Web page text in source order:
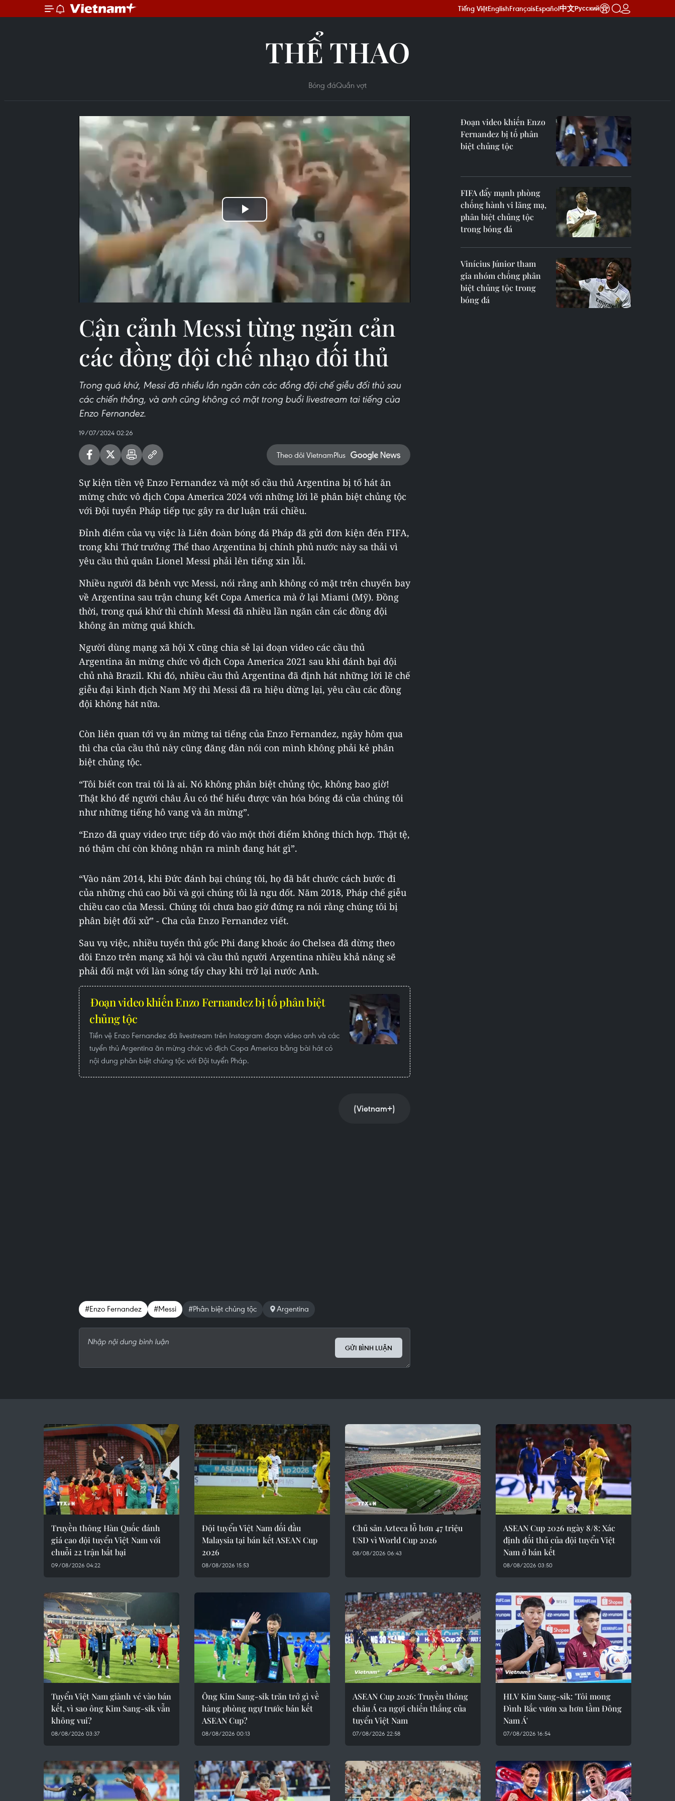
Tiếng ViệtEnglishFrançaisEspañol中文Русский
THỂ THAO
Bóng đáQuần vợt
Play
Video
Cận cảnh Messi từng ngăn cản
các đồng đội chế nhạo đối thủ
Trong quá khứ, Messi đã nhiều lần ngăn cản các đồng đội chế giễu đối thủ sau
các chiến thắng, và anh cũng không có mặt trong buổi livestream tai tiếng của
Enzo Fernandez.
19/07/2024 02:26
Theo dõi VietnamPlus
Sự kiện tiền vệ Enzo Fernandez và một số cầu thủ Argentina bị tố hát ăn
mừng chức vô địch Copa America 2024 với những lời lẽ phân biệt chủng tộc
với Đội tuyển Pháp tiếp tục gây ra dư luận trái chiều.
Đỉnh điểm của vụ việc là Liên đoàn bóng đá Pháp đã gửi đơn kiện đến FIFA,
trong khi Thứ trưởng Thể thao Argentina bị chính phủ nước này sa thải vì
yêu cầu thủ quân Lionel Messi phải lên tiếng xin lỗi.
Nhiều người đã bênh vực Messi, nói rằng anh không có mặt trên chuyến bay
về Argentina sau trận chung kết Copa America mà ở lại Miami (Mỹ). Đồng
thời, trong quá khứ thì chính Messi đã nhiều lần ngăn cản các đồng đội
không ăn mừng quá khích.
Người dùng mạng xã hội X cũng chia sẻ lại đoạn video các cầu thủ
Argentina ăn mừng chức vô địch Copa America 2021 sau khi đánh bại đội
chủ nhà Brazil. Khi đó, nhiều cầu thủ Argentina đã định hát những lời lẽ chế
giễu đại kình địch Nam Mỹ thì Messi đã ra hiệu dừng lại, yêu cầu các đồng
đội không hát nữa.
Còn liên quan tới vụ ăn mừng tai tiếng của Enzo Fernandez, ngày hôm qua
thì cha của cầu thủ này cũng đăng đàn nói con mình không phải kẻ phân
biệt chủng tộc.
“Tôi biết con trai tôi là ai. Nó không phân biệt chủng tộc, không bao giờ!
Thật khó để người châu Âu có thể hiểu được văn hóa bóng đá của chúng tôi
như những tiếng hô vang và ăn mừng”.
“Enzo đã quay video trực tiếp đó vào một thời điểm không thích hợp. Thật tệ,
nó thậm chí còn không nhận ra mình đang hát gì”.
“Vào năm 2014, khi Đức đánh bại chúng tôi, họ đã bắt chước cách bước đi
của những chú cao bồi và gọi chúng tôi là ngu dốt. Năm 2018, Pháp chế giễu
chiều cao của Messi. Chúng tôi chưa bao giờ đứng ra nói rằng chúng tôi bị
phân biệt đối xử” - Cha của Enzo Fernandez viết.
Sau vụ việc, nhiều tuyển thủ gốc Phi đang khoác áo Chelsea đã dừng theo
dõi Enzo trên mạng xã hội và cầu thủ người Argentina nhiều khả năng sẽ
phải đối mặt với làn sóng tẩy chay khi trở lại nước Anh.
Đoạn video khiến Enzo Fernandez bị tố phân biệt
chủng tộc
Tiền vệ Enzo Fernandez đã livestream trên Instagram đoạn video anh và các
tuyển thủ Argentina ăn mừng chức vô địch Copa America bằng bài hát có
nội dung phân biệt chủng tộc với Đội tuyển Pháp.
(Vietnam+)
#Enzo Fernandez #Messi #Phân biệt chủng tộc Argentina
GỬI BÌNH LUẬN
Đoạn video khiến Enzo
Fernandez bị tố phân
biệt chủng tộc
FIFA đẩy mạnh phòng
chống hành vi lăng mạ,
phân biệt chủng tộc
trong bóng đá
Vinícius Júnior tham
gia nhóm chống phân
biệt chủng tộc trong
bóng đá
Truyền thông Hàn Quốc đánh
giá cao đội tuyển Việt Nam với
chuỗi 22 trận bất bại
09/08/2026 04:22
Đội tuyển Việt Nam đối đầu
Malaysia tại bán kết ASEAN Cup
2026
08/08/2026 15:53
Chủ sân Azteca lỗ hơn 47 triệu
USD vì World Cup 2026
08/08/2026 06:43
ASEAN Cup 2026 ngày 8/8: Xác
định đối thủ của đội tuyển Việt
Nam ở bán kết
08/08/2026 03:50
Tuyển Việt Nam giành vé vào bán
kết, vì sao ông Kim Sang-sik vẫn
không vui?
08/08/2026 03:37
Ông Kim Sang-sik trăn trở gì về
hàng phòng ngự trước bán kết
ASEAN Cup?
08/08/2026 00:13
ASEAN Cup 2026: Truyền thông
châu Á ca ngợi chiến thắng của
tuyển Việt Nam
07/08/2026 22:58
HLV Kim Sang-sik: 'Tôi mong
Đình Bắc vươn xa hơn tầm Đông
Nam Á'
07/08/2026 16:54